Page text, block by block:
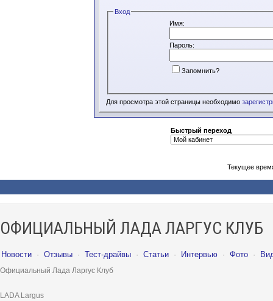
Вход
Имя:
Пароль:
Запомнить?
Для просмотра этой страницы необходимо
Быстрый переход
Текущее
ОФИЦИАЛЬНЫЙ ЛАДА ЛАРГУС КЛУБ
Новости · Отзывы · Тест-драйвы · Статьи · Интервью · Фото ·
Официальный Лада Ларгус Клуб
LADA Largus